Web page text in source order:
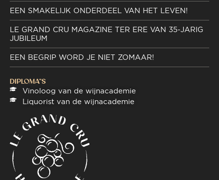
EEN SMAKELIJK ONDERDEEL VAN HET LEVEN!
LE GRAND CRU MAGAZINE TER ERE VAN 35-JARIG
JUBILEUM
EEN BEGRIP WORD JE NIET ZOMAAR!
DIPLOMA"S
Vinoloog van de wijnacademie
Liquorist van de wijnacademie